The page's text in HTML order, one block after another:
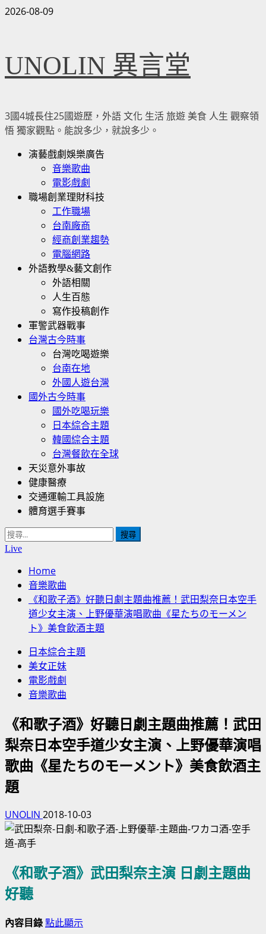
Skip
2026-08-09
UNOLIN 異言堂
3國4城長住25國遊歷，外語 文化 生活 旅遊 美食 人生 觀察領
悟 獨家觀點。能說多少，就說多少。
Primary演藝戲劇娛樂廣告
音樂歌曲
電影戲劇
職場創業理財科技
工作職場
台南廠商
經商創業趨勢
電腦網路
外語教學&藝文創作
外語相關
人生百態
寫作投稿創作
軍警武器戰事
台灣古今時事
台灣吃喝遊樂
台南在地
外國人遊台灣
國外古今時事
國外吃喝玩樂
日本綜合主題
韓國綜合主題
台灣餐飲在全球
天災意外事故
健康醫療
交通運輸工具設施
體育選手賽事
搜
尋
Live
Home
音樂歌曲
《和歌子酒》好聽日劇主題曲推薦！武田梨奈日本空手
道少女主演、上野優華演唱歌曲《星たちのモーメン
ト》美食飲酒主題
日本綜合主題
美女正妹
電影戲劇
音樂歌曲
《和歌子酒》好聽日劇主題曲推薦！武田
梨奈日本空手道少女主演、上野優華演唱
歌曲《星たちのモーメント》美食飲酒主
題
UNOLIN 2018-10-03
《和歌子酒》武田梨奈主演 日劇主題曲
好聽
內容目錄點此顯示